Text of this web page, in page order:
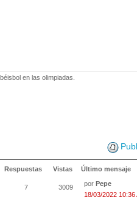
en las olimpiadas.
Respuestas Vistas Último mensaje
7 3009 por Pepe
18/03/2022 10:36